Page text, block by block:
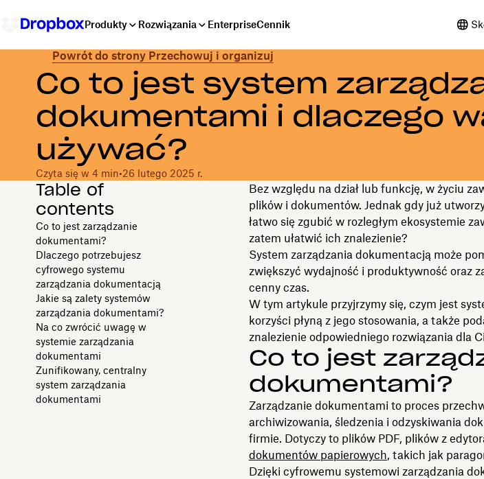
Produkty Rozwiązania EnterpriseCennik
Powrót do strony Przechowuj i organizuj
Co to jest system
dokumentami i dlaczego
używać?
Czyta się w 4 min•26 lutego 2025 r.
Table of
contents
Co to jest zarządzanie
dokumentami?
Dlaczego potrzebujesz
cyfrowego systemu
zarządzania dokumentacją
Jakie są zalety systemów
zarządzania dokumentami?
Na co zwrócić uwagę w
systemie zarządzania
dokumentami
Zunifikowany, centralny
system zarządzania
dokumentami
Bez względu na dział lub funkcję, w życiu
plików i dokumentów. Jednak gdy już
łatwo się zgubić w rozległym ekosystemie
zatem ułatwić ich znalezienie?
System zarządzania dokumentacją może
zwiększyć wydajność i produktywność oraz
cenny czas.
W tym artykule przyjrzymy się, czym jest
korzyści płyną z jego stosowania, a także
znalezienie odpowiedniego rozwiązania dla
Co to jest
dokumentami?
Zarządzanie dokumentami to proces
archiwizowania, śledzenia i odzyskiwania
firmie. Dotyczy to plików PDF, plików z
dokumentów papierowych, takich jak
Dzięki cyfrowemu systemowi zarządzania